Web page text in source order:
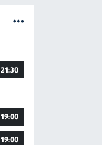
21:30
19:00
19:00